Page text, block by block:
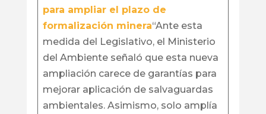
para ampliar el plazo de
formalización minera“Ante esta
medida del Legislativo, el Ministerio
del Ambiente señaló que esta nueva
ampliación carece de garantías para
mejorar aplicación de salvaguardas
ambientales. Asimismo, solo amplía